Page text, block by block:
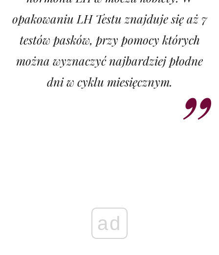
opakowaniu LH Testu znajduje się aż 7
testów pasków, przy pomocy których
można wyznaczyć najbardziej płodne
dni w cyklu miesięcznym.
ad